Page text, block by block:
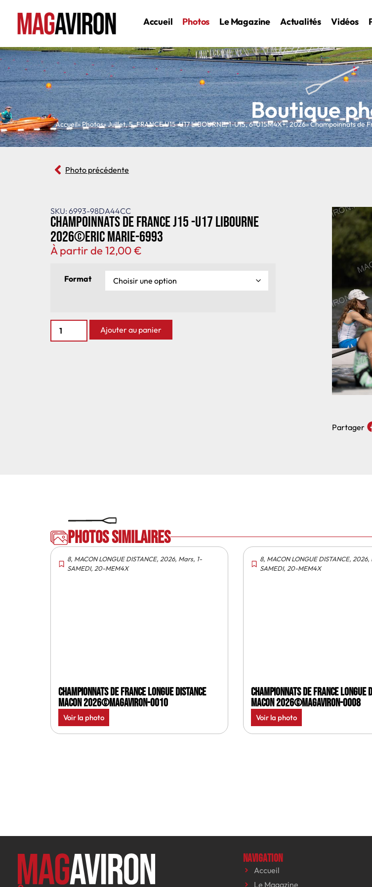
Accueil Photos Le Magazine Actualités Vidéos
Boutique
Accueil» Photos»Juillet,5,FRANCE U15-U17 LIBOURNE,1-U15,6-U15M4X+,2026» Champoinnats de
Photo précédente
SKU: 6993-98DA44CC
Champoinnats de France J15 -U17 Libourne
2026©Eric Marie-6993
À partir de 12,00€
Format
Ajouter au panier
Partager
Photos similaires
8, MACON LONGUE DISTANCE, 2026, Mars, 1-
SAMEDI, 20-MEM4X
Championnats de France longue distance
Macon 2026©MagAviron-0010
Voir la photo
8, MACON LONGUE DISTANCE, 2026,
SAMEDI, 20-MEM4X
Championnats de France longue
Macon 2026©MagAviron-0008
Voir la photo
Navigation
Accueil
Le Magazine